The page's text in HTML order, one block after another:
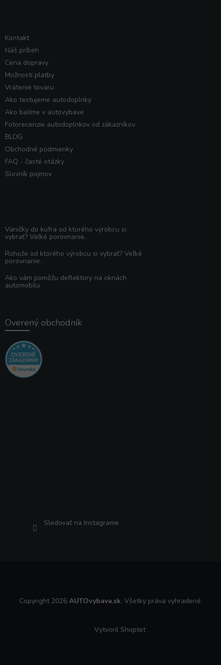
Kontakt
Náš príbeh
Cena dopravy
Možnosti platby
Vrátenie tovaru
Ako testujeme autodoplnky
Ako balíme v autovybave
Fotorecenzie autodoplnkov od zákazníkov
BLOG
Obchodné podmienky
FAQ - časté otázky
Slovník pojmov
Vaničky do kufra od ktorého výrobcu si
vybrať? Veľké porovnanie.
Rohože od ktorého výrobcu si vybrať? Veľké
porovnanie.
Ako vám pomôžu deflektory na oknách
automobilu
Overený obchodník
Sledovať na Instagrame
Copyright 2026 AUTOvybava.sk. Všetky práva vyhradené.
Vytvoril Shoptet